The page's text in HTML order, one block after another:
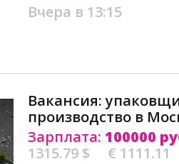
Вчера в 13:15
Вакансия:
производство в
Зарплата: 100000
1315.79 $
€ 1111.11